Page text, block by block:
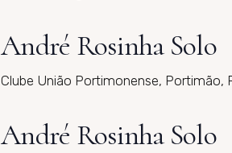
André Rosinha Solo
Clube União Portimonense, Portimão,
André Rosinha Solo